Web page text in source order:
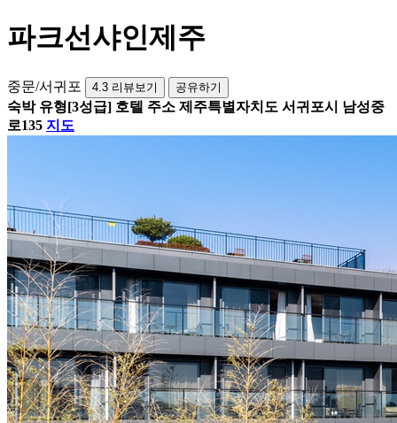
파크선샤인제주
중문/서귀포 4.3 리뷰보기 공유하기
숙박 유형[3성급] 호텔 주소 제주특별자치도 서귀포시 남성중
로135 지도